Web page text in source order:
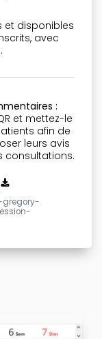
et disponibles
avec
:
et mettez-le
afin de
leurs avis
consultations.